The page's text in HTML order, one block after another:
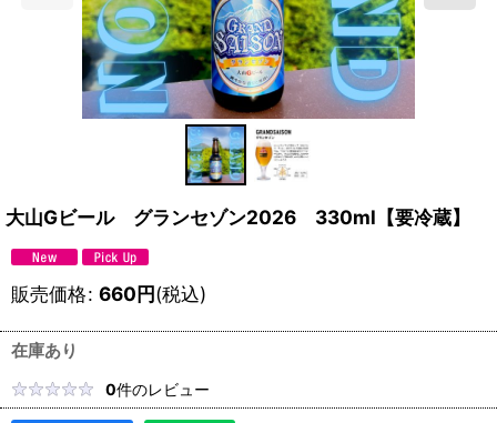
大山Gビール グランセゾン2026 330ml【要冷蔵】
販売価格: 660円(税込)
在庫あり
0件のレビュー